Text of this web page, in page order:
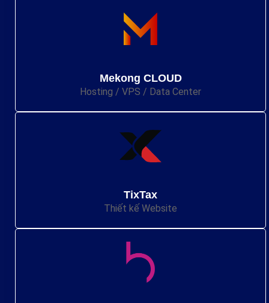
Mekong CLOUD
Hosting / VPS / Data Center
TixTax
Thiết kế Website